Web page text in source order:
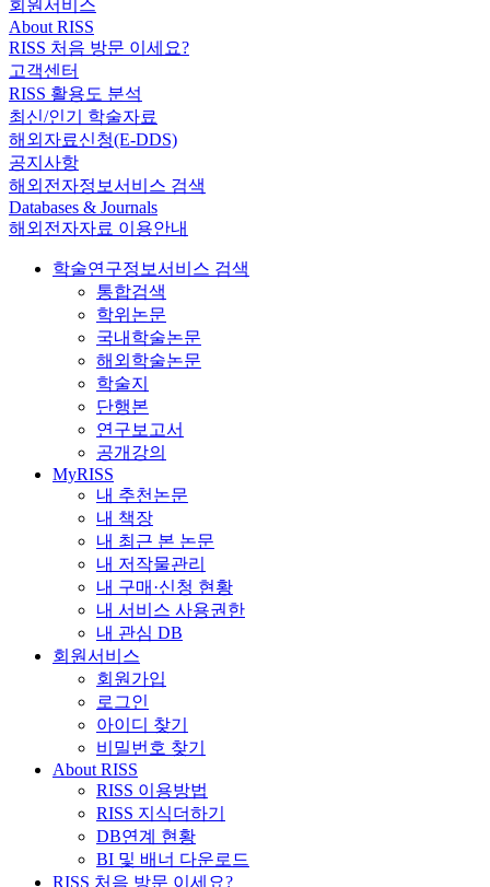
회원서비스
About RISS
RISS 처음 방문 이세요?
고객센터
RISS 활용도 분석
최신/인기 학술자료
해외자료신청(E-DDS)
공지사항
해외전자정보서비스 검색
Databases & Journals
해외전자자료 이용안내
학술연구정보서비스 검색
통합검색
학위논문
국내학술논문
해외학술논문
학술지
단행본
연구보고서
공개강의
MyRISS
내 추천논문
내 책장
내 최근 본 논문
내 저작물관리
내 구매·신청 현황
내 서비스 사용권한
내 관심 DB
회원서비스
회원가입
로그인
아이디 찾기
비밀번호 찾기
About RISS
RISS 이용방법
RISS 지식더하기
DB연계 현황
BI 및 배너 다운로드
RISS 처음 방문 이세요?